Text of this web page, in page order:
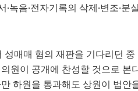
녹음·전자기록의 삭제·변조·
매매 혐의 재판을 기다리던
원이 공개에 찬성할 것으로 본
하원을 통과해도 상원이 법안